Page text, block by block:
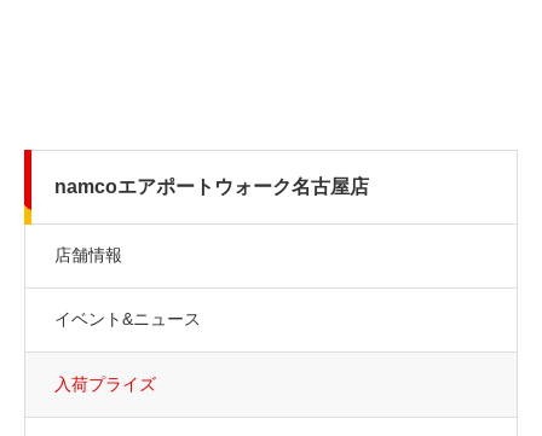
namcoエアポートウォーク名古屋店
店舗情報
イベント&ニュース
入荷プライズ